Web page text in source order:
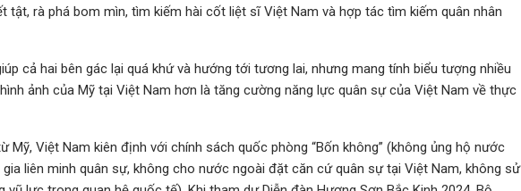
tật, rà phá bom mìn, tìm kiếm hài cốt liệt sĩ Việt Nam và hợp tác tìm kiếm quân nhân
cả hai bên gác lại quá khứ và hướng tới tương lai, nhưng mang tính biểu tượng nhiều
ảnh của Mỹ tại Việt Nam hơn là tăng cường năng lực quân sự của Việt Nam về thực
Mỹ, Việt Nam kiên định với chính sách quốc phòng “Bốn không” (không ủng hộ nước
liên minh quân sự, không cho nước ngoài đặt căn cứ quân sự tại Việt Nam, không sử